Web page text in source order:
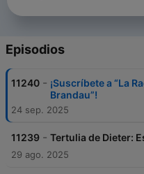
Episodios
11240 - ¡Suscríbete a “La
Brandau”!
24 sep. 2025
11239 - Tertulia de Dieter:
29 ago. 2025